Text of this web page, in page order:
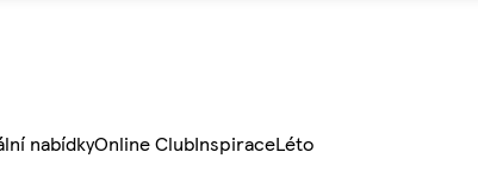
nabídkyOnline ClubInspiraceLéto